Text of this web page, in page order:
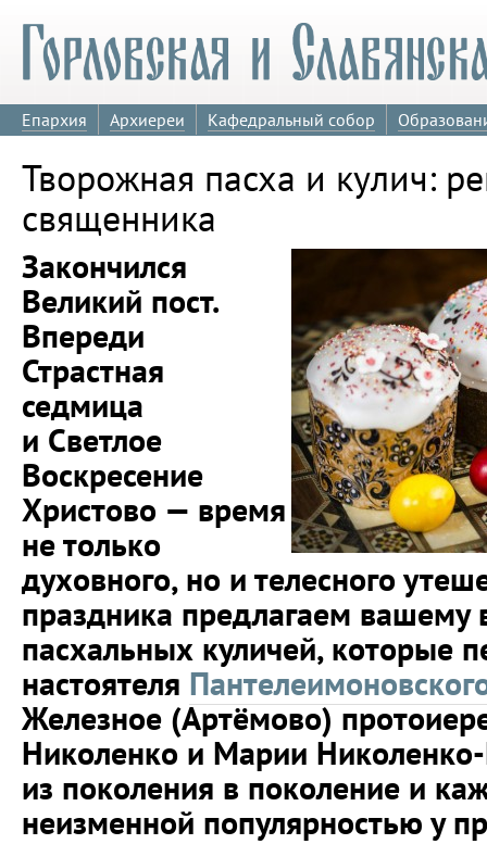
Епархия Архиереи Кафедральный собор
Творожная пасха и кулич:
священника
Закончился
Великий пост.
Впереди
Страстная
седмица
и Светлое
Воскресение
Христово — время
не только
духовного, но и телесного
праздника предлагаем
пасхальных куличей, которые
настоятеля
Железное (Артёмово)
Николенко и Марии
из поколения в поколение и
неизменной популярностью у